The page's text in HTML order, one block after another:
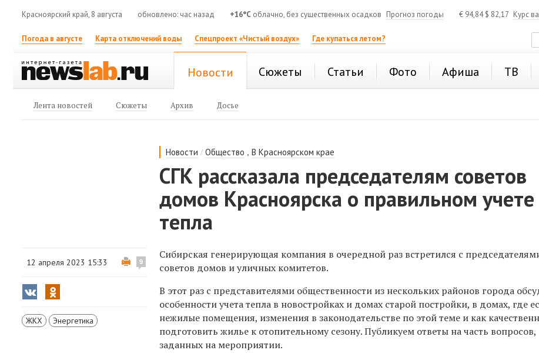
Красноярский край, 8 августа обновлено: час назад +16°C облачно, без существенных осадков Прогноз погоды € 94,84$ 82,17 Курс
Погода в августе Карта отключений воды Спецпроект «Чистый воздух» Где купаться летом?
Новости Сюжеты Статьи Фото Афиша ТВ
Лента новостей Сюжеты Архив Досье
Новости /Общество ,В Красноярском крае
СГК рассказала председателям советов
домов Красноярска о правильном учете
тепла
12 апреля 2023 15:33 9
ЖКХ Энергетика
Сибирская генерирующая компания в очередной раз встретился с
советов домов и уличных комитетов.
В этот раз с представителями общественности из нескольких районов города
особенности учета тепла в новостройках и домах старой постройки, в домах, где
нежилые помещения, изменения в законодательстве по этой теме и как
подготовить жилье к отопительному сезону. Публикуем ответы на часть вопросов,
заданных на мероприятии.